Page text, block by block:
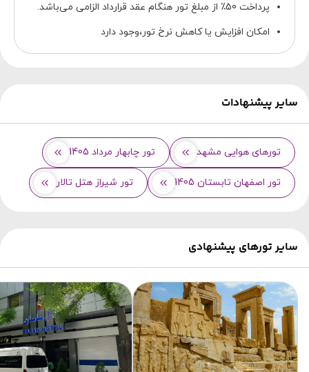
پرداخت 50٪ از مبلغ تور هنگام عقد قرارداد الزامی می‌باشد.
امکان افزایش یا کاهش نرخ تور،وجود دارد
سایر پیشنهادات
تورهای هوایی مشهد تور چابهار مرداد 1405
تور اصفهان تابستان 1405 تور شیراز هتل تالار
سایر تورهای پیشنهادی